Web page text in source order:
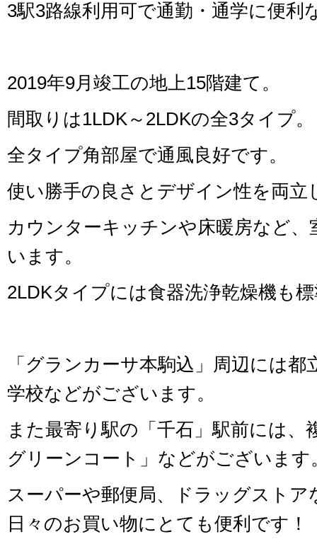
3駅3路線利用可で通勤・通学に便利
2019年9月竣工の地上15階建て。
間取りは1LDK～2LDKの全3タイプ。
全タイプ角部屋で通風良好です。
使い勝手の良さとデザイン性を両立
カウンターキッチンや床暖房など、
います。
2LDKタイプには食器洗浄乾燥機も
「グランカーサ本駒込」周辺には都
学校などがございます。
また最寄り駅の「千石」駅前には、
グリーンコート」などがございます
スーパーや郵便局、ドラッグスト
日々のお買い物にとても便利です！